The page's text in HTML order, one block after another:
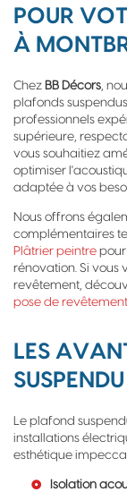
POUR
À
Chez BB Décors,
plafonds
professionnels
supérieure,
vous souhaitiez
optimiser
adaptée à vos
Nous offrons
complémentaires
Plâtrier peintre
rénovation. Si vous
revêtement,
pose de
LES
SUSPENDU
Le plafond
installations
esthétique
Isolation